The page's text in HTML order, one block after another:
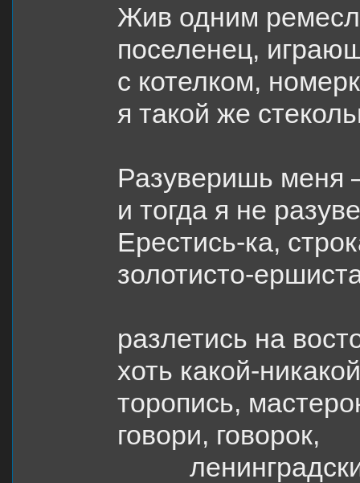
Жив одним
поселенец,
с котелком,
я такой же
Разуверишь
и тогда я не
Ерестись-ка,
золотисто-
разлетись на
хоть какой-
торопись,
говори, говорок,